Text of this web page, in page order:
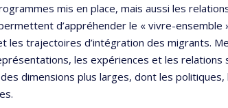
mis en place, mais aussi les
d’appréhender le « vivre-
les trajectoires d’intégration des migrants.
les expériences et les relations
dimensions plus larges, dont les